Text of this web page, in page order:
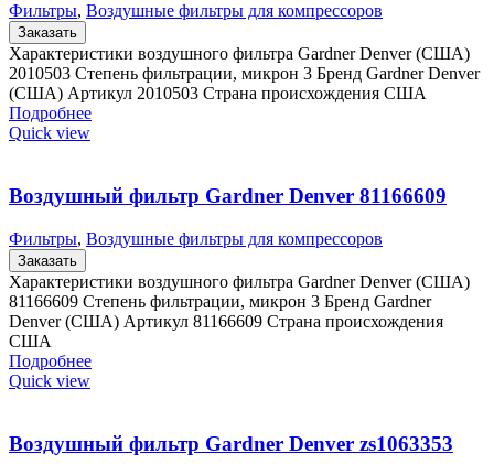
Фильтры, Воздушные фильтры для компрессоров
Заказать
Характеристики воздушного фильтра Gardner Denver (США)
2010503 Степень фильтрации, микрон 3 Бренд Gardner Denver
(США) Артикул 2010503 Страна происхождения США
Подробнее
Quick view
Воздушный фильтр Gardner Denver 81166609
Фильтры, Воздушные фильтры для компрессоров
Заказать
Характеристики воздушного фильтра Gardner Denver (США)
81166609 Степень фильтрации, микрон 3 Бренд Gardner
Denver (США) Артикул 81166609 Страна происхождения
США
Подробнее
Quick view
Воздушный фильтр Gardner Denver zs1063353